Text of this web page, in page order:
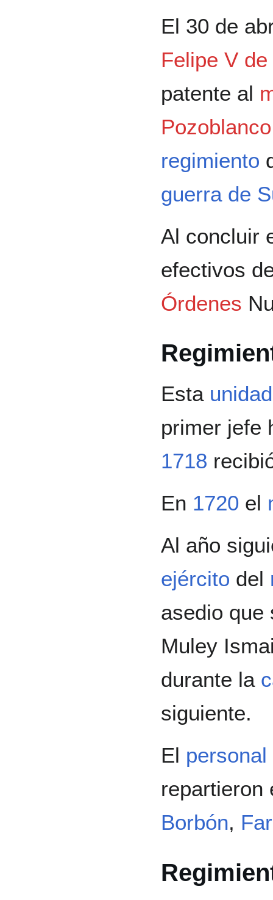
El 30 de
Felipe V
patente al
Pozoblanco
regimiento
guerra de
Al concluir
efectivos
Órdenes
Esta unidad
primer jefe
1718
En 1720 el
Al año
ejército del
asedio que
Muley
durante la
siguiente.
El personal
Borbón,